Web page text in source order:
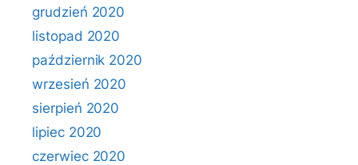
grudzień 2020
listopad 2020
październik 2020
wrzesień 2020
sierpień 2020
lipiec 2020
czerwiec 2020